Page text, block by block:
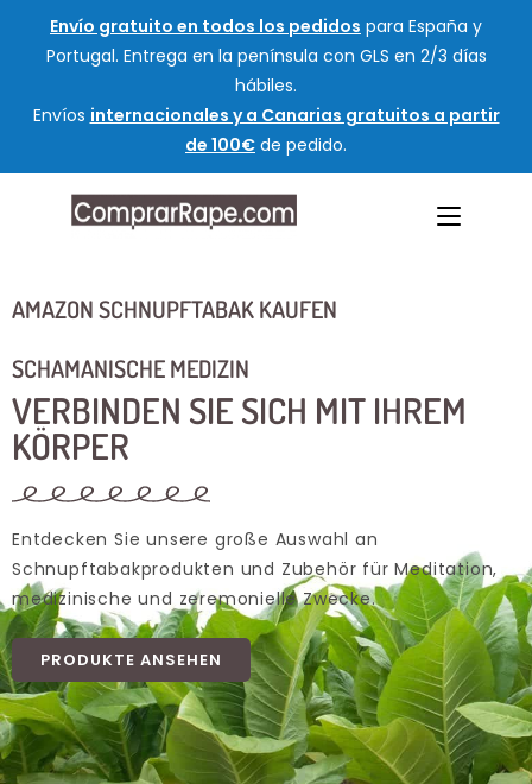
Envío gratuito en todos los pedidos para España y
Portugal. Entrega en la península con GLS en 2/3 días
hábiles.
Envíos internacionales y a Canarias gratuitos a partir
de 100€ de pedido.
AMAZON SCHNUPFTABAK KAUFEN
SCHAMANISCHE MEDIZIN
VERBINDEN SIE SICH MIT IHREM
KÖRPER
Entdecken Sie unsere große Auswahl an
Schnupftabakprodukten und Zubehör für Meditation,
medizinische und zeremonielle Zwecke.
PRODUKTE ANSEHEN